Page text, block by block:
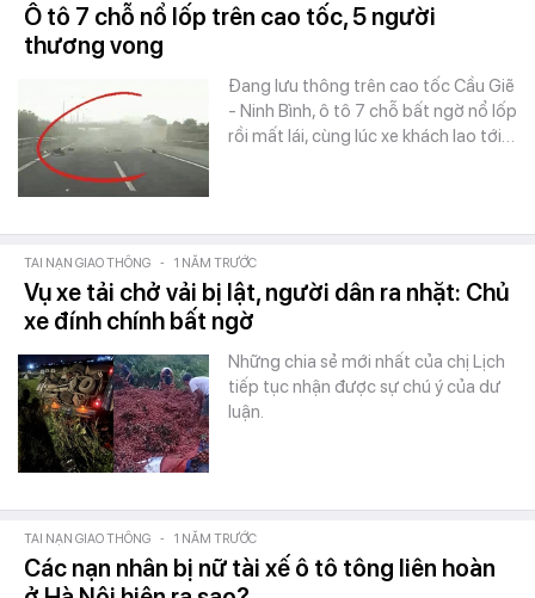
Ô tô 7 chỗ nổ lốp trên cao tốc, 5 người
thương vong
Đang lưu thông trên cao tốc Cầu Giẽ
- Ninh Bình, ô tô 7 chỗ bất ngờ nổ lốp
rồi mất lái, cùng lúc xe khách lao tới…
TAI NẠN GIAO THÔNG - 1 NĂM TRƯỚC
Vụ xe tải chở vải bị lật, người dân ra nhặt: Chủ
xe đính chính bất ngờ
Những chia sẻ mới nhất của chị Lịch
tiếp tục nhận được sự chú ý của dư
luận.
TAI NẠN GIAO THÔNG - 1 NĂM TRƯỚC
Các nạn nhân bị nữ tài xế ô tô tông liên hoàn